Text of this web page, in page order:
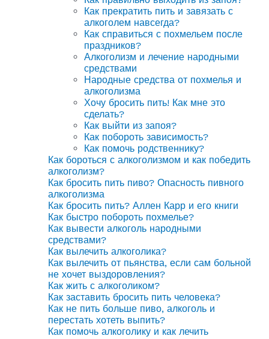
Как прекратить пить и завязать с
алкоголем навсегда?
Как справиться с похмельем после
праздников?
Алкоголизм и лечение народными
средствами
Народные средства от похмелья и
алкоголизма
Хочу бросить пить! Как мне это
сделать?
Как выйти из запоя?
Как побороть зависимость?
Как помочь родственнику?
Как бороться с алкоголизмом и как победить
алкоголизм?
Как бросить пить пиво? Опасность пивного
алкоголизма
Как бросить пить? Аллен Карр и его книги
Как быстро побороть похмелье?
Как вывести алкоголь народными
средствами?
Как вылечить алкоголика?
Как вылечить от пьянства, если сам больной
не хочет выздоровления?
Как жить с алкоголиком?
Как заставить бросить пить человека?
Как не пить больше пиво, алкоголь и
перестать хотеть выпить?
Как помочь алкоголику и как лечить